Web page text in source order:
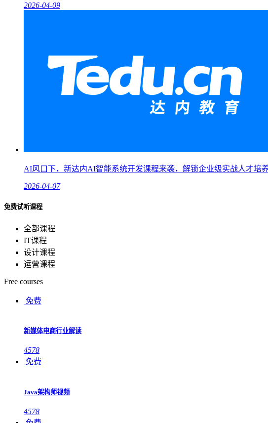
2026-04-09
AI风口下，新达内AI智能系统开发课程来袭，解锁企业级实战人才培
2026-04-07
免费试听课程
全部课程
IT课程
设计课程
运营课程
Free courses
免费
新媒体电商行业解读
4578
免费
Java架构师视频
4578